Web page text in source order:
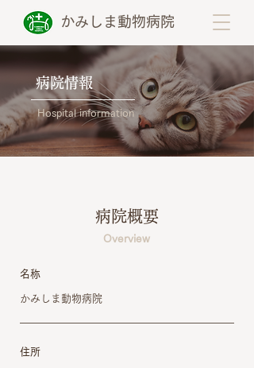
かみしま動物病院
病院情報
Hospital information
病院概要
Overview
名称
かみしま動物病院
住所